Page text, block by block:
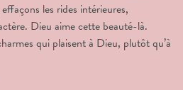
les rides intérieures,
Dieu aime cette beauté-là.
qui plaisent à Dieu, plutôt qu’à